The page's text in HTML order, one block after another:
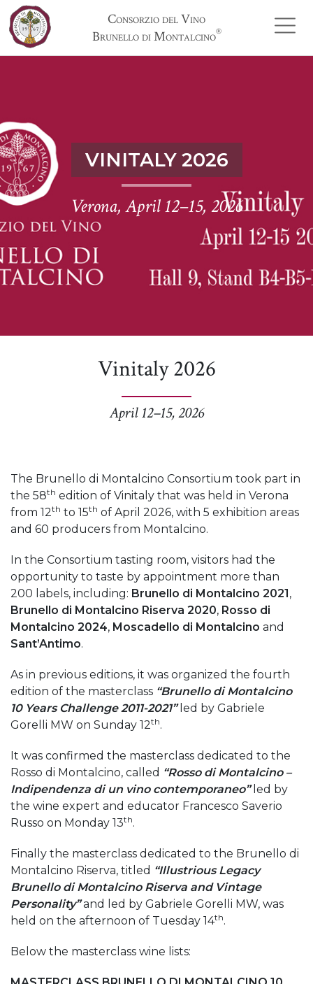
Consorzio del Vino
Brunello di Montalcino®
VINITALY 2026
Verona, April 12–15, 2026
Vinitaly 2026
April 12–15, 2026
The Brunello di Montalcino Consortium took part in
the 58th edition of Vinitaly that was held in Verona
from 12th to 15th of April 2026, with 5 exhibition areas
and 60 producers from Montalcino.
In the Consortium tasting room, visitors had the
opportunity to taste by appointment more than
200 labels, including: Brunello di Montalcino 2021,
Brunello di Montalcino Riserva 2020, Rosso di
Montalcino 2024, Moscadello di Montalcino and
Sant’Antimo.
As in previous editions, it was organized the fourth
edition of the masterclass “Brunello di Montalcino
10 Years Challenge 2011-2021”led by Gabriele
Gorelli MW on Sunday 12th.
It was confirmed the masterclass dedicated to the
Rosso di Montalcino, called “Rosso di Montalcino –
Indipendenza di un vino contemporaneo”led by
the wine expert and educator Francesco Saverio
Russo on Monday 13th.
Finally the masterclass dedicated to the Brunello di
Montalcino Riserva, titled “Illustrious Legacy
Brunello di Montalcino Riserva and Vintage
Personality”and led by Gabriele Gorelli MW, was
held on the afternoon of Tuesday 14th.
Below the masterclass wine lists: